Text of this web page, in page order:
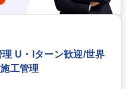
理 U・Iターン歓迎/世界
工管理